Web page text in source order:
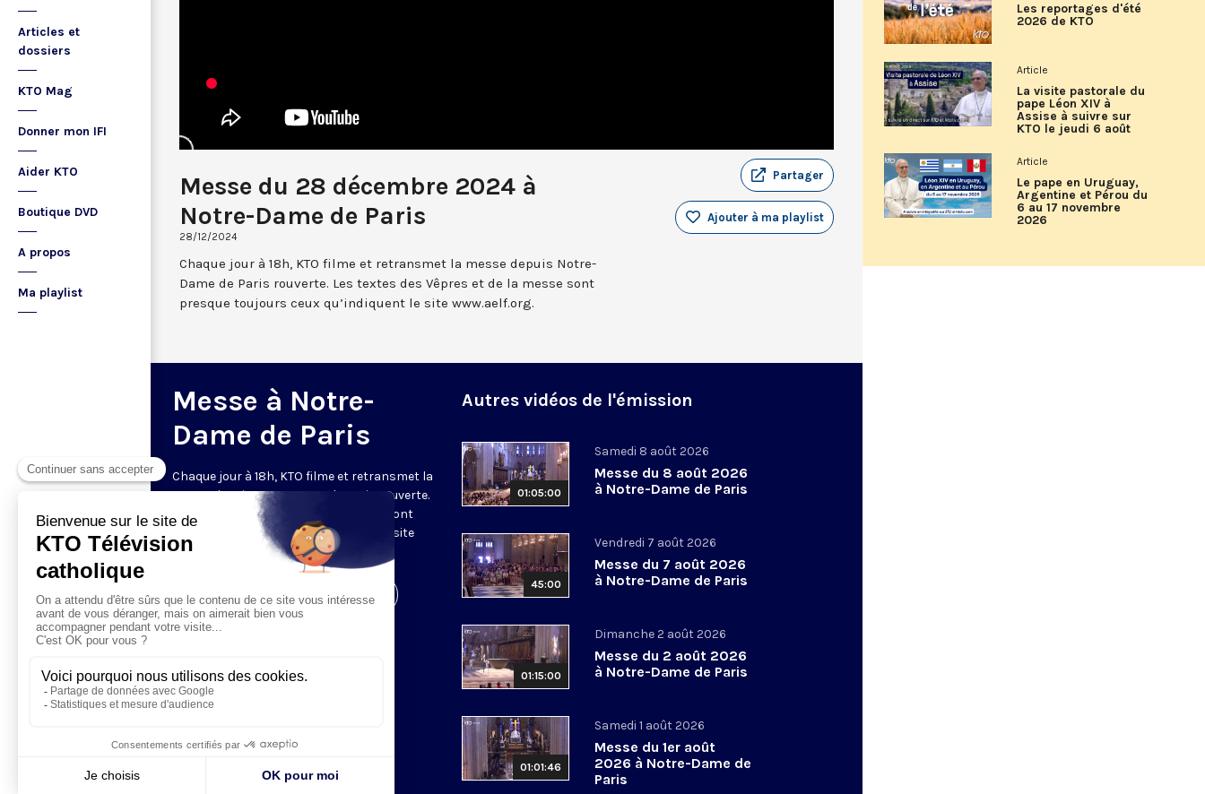
Articles et
dossiers
KTO Mag
Donner mon IFI
Aider KTO
Boutique DVD
A propos
Ma playlist
Messe du 28 décembre 2024 à
Notre-Dame de Paris
28/12/2024
Partager
Ajouter à ma playlist
Chaque jour à 18h, KTO filme et retransmet la messe depuis Notre-
Dame de Paris rouverte. Les textes des Vêpres et de la messe sont
presque toujours ceux qu’indiquent le site www.aelf.org.
Messe à Notre-
Dame de Paris
Chaque jour à 18h, KTO filme et retransmet la
messe depuis Notre-Dame de Paris rouverte.
Les textes des Vêpres et de la messe sont
presque toujours ceux qu’indiquent le site
www.aelf.org
Visiter la page de l'émission
Autres vidéos de l'émission
01:05:00
Samedi 8 août 2026
Messe du 8 août 2026
à Notre-Dame de Paris
45:00
Vendredi 7 août 2026
Messe du 7 août 2026
à Notre-Dame de Paris
01:15:00
Dimanche 2 août 2026
Messe du 2 août 2026
à Notre-Dame de Paris
01:01:46
Samedi 1 août 2026
Messe du 1er août
2026 à Notre-Dame de
Paris
Les reportages d'été
2026 de KTO
Article
La visite pastorale du
pape Léon XIV à
Assise à suivre sur
KTO le jeudi 6 août
Article
Le pape en Uruguay,
Argentine et Pérou du
6 au 17 novembre
2026